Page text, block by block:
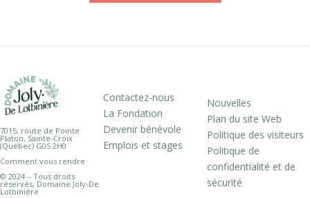
7015, route de Pointe
Platon, Sainte-Croix
(Québec) G0S 2H0
Comment vous rendre
© 2024 – Tous droits
réservés, Domaine Joly-De
Lotbinière
Contactez-nous
La Fondation
Devenir bénévole
Emplois et stages
Nouvelles
Plan du site Web
Politique des visiteurs
Politique de
confidentialité et de
sécurité